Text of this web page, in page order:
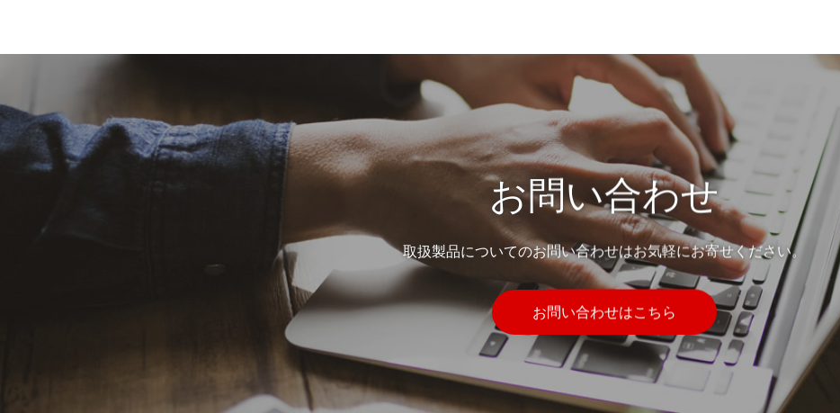
お問い合わせ
取扱製品についてのお問い合わせはお気軽にお寄せください。
お問い合わせはこちら